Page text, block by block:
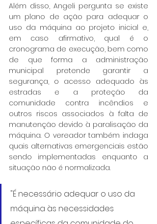
Além disso, Angeli pergunta se existe
um plano de ação para adequar o
uso da máquina ao projeto inicial e,
em caso afirmativo, qual é o
cronograma de execução, bem como
de que forma a administração
municipal pretende garantir a
segurança, o acesso adequado às
estradas e a proteção da
comunidade contra incêndios e
outros riscos associados à falta de
manutenção devido à paralisação da
máquina. O vereador também indaga
quais alternativas emergenciais estão
sendo implementadas enquanto a
situação não é normalizada.
"É necessário adequar o uso da
máquina às necessidades